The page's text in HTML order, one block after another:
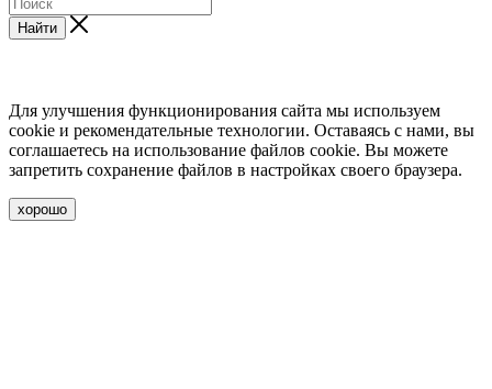
Найти
Для улучшения функционирования сайта мы используем
cookie и рекомендательные технологии. Оставаясь с нами, вы
соглашаетесь на использование файлов cookie. Вы можете
запретить сохранение файлов в настройках своего браузера.
хорошо